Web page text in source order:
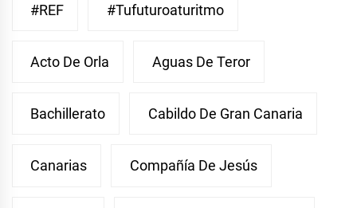
#REF #Tufuturoaturitmo
Acto De Orla Aguas De Teror
Bachillerato Cabildo De Gran Canaria
Canarias Compañía De Jesús